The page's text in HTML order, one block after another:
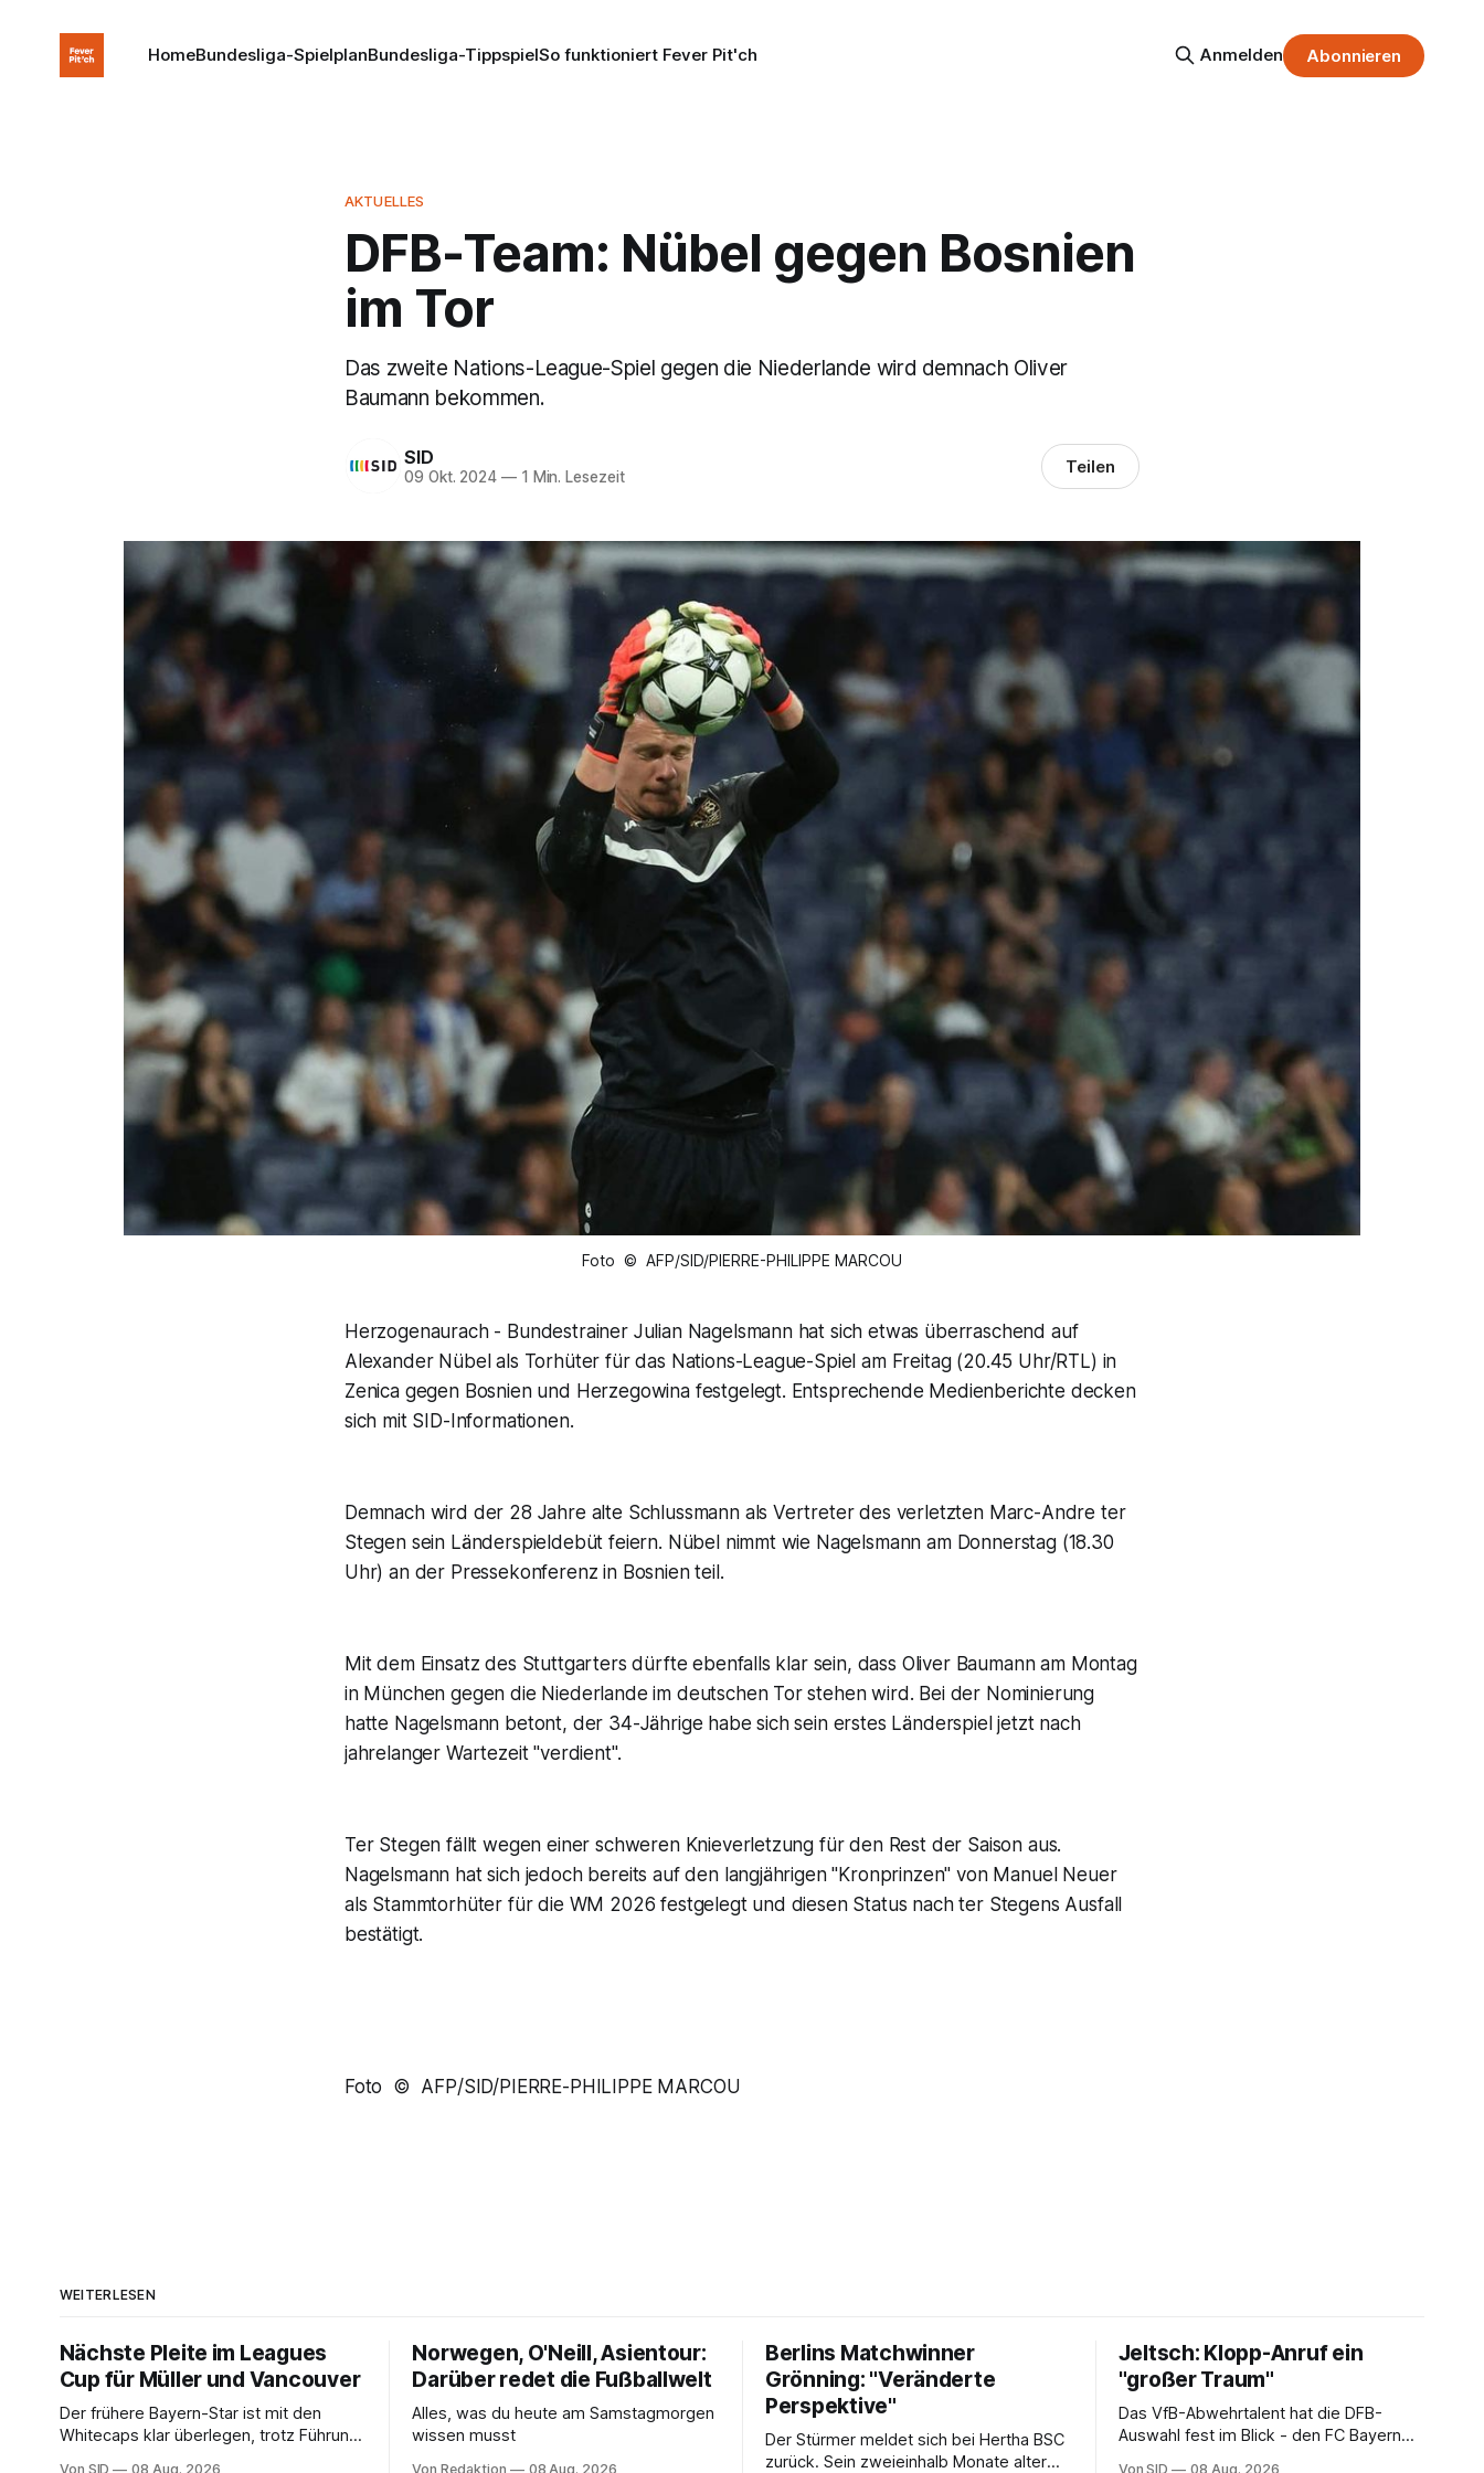
HomeBundesliga-SpielplanBundesliga-TippspielSo funktioniert Fever Pit'ch Anmelden Abonnieren
AKTUELLES
DFB-Team: Nübel gegen Bosnien
im Tor
Das zweite Nations-League-Spiel gegen die Niederlande wird demnach Oliver
Baumann bekommen.
SID
09 Okt. 2024 —1 Min. Lesezeit Teilen
Foto © AFP/SID/PIERRE-PHILIPPE MARCOU
Herzogenaurach - Bundestrainer Julian Nagelsmann hat sich etwas überraschend auf
Alexander Nübel als Torhüter für das Nations-League-Spiel am Freitag (20.45 Uhr/RTL) in
Zenica gegen Bosnien und Herzegowina festgelegt. Entsprechende Medienberichte decken
sich mit SID-Informationen.
Demnach wird der 28 Jahre alte Schlussmann als Vertreter des verletzten Marc-Andre ter
Stegen sein Länderspieldebüt feiern. Nübel nimmt wie Nagelsmann am Donnerstag (18.30
Uhr) an der Pressekonferenz in Bosnien teil.
Mit dem Einsatz des Stuttgarters dürfte ebenfalls klar sein, dass Oliver Baumann am Montag
in München gegen die Niederlande im deutschen Tor stehen wird. Bei der Nominierung
hatte Nagelsmann betont, der 34-Jährige habe sich sein erstes Länderspiel jetzt nach
jahrelanger Wartezeit "verdient".
Ter Stegen fällt wegen einer schweren Knieverletzung für den Rest der Saison aus.
Nagelsmann hat sich jedoch bereits auf den langjährigen "Kronprinzen" von Manuel Neuer
als Stammtorhüter für die WM 2026 festgelegt und diesen Status nach ter Stegens Ausfall
bestätigt.
Foto © AFP/SID/PIERRE-PHILIPPE MARCOU
WEITERLESEN
Nächste Pleite im Leagues
Cup für Müller und Vancouver
Der frühere Bayern-Star ist mit den
Whitecaps klar überlegen, trotz Führung
Von SID 08 Aug. 2026
Norwegen, O'Neill, Asientour:
Darüber redet die Fußballwelt
Alles, was du heute am Samstagmorgen
wissen musst
Von Redaktion 08 Aug. 2026
Berlins Matchwinner
Grönning: "Veränderte
Perspektive"
Der Stürmer meldet sich bei Hertha BSC
zurück. Sein zweieinhalb Monate alter
Jeltsch: Klopp-Anruf ein
"großer Traum"
Das VfB-Abwehrtalent hat die DFB-
Auswahl fest im Blick - den FC Bayern
Von SID 08 Aug. 2026